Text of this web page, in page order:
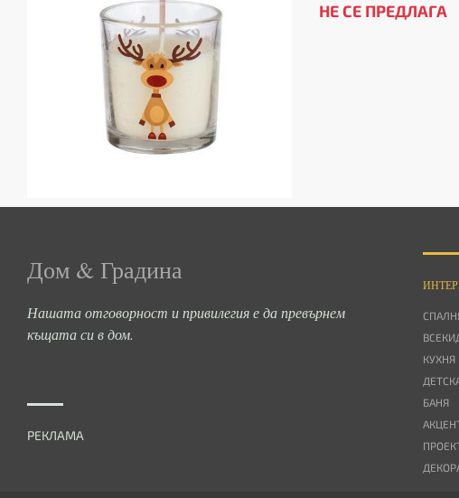
НЕ СЕ ПРЕДЛАГА
Дом & Градина
Нашата отговорност и привилегия е да превърнем
къщата си в дом.
РЕКЛАМА
КУХНЯ
БАНЯ